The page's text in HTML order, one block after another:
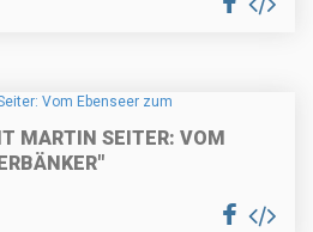
MARTIN SEITER: VOM